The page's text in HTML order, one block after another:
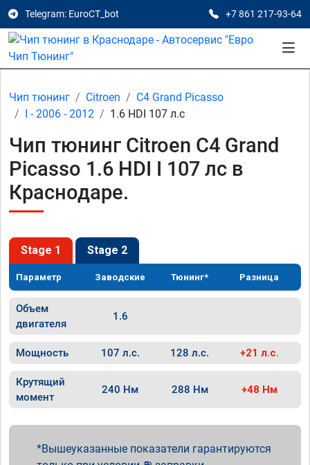
Telegram: EuroCT_bot +7 861 217-93-64
Чип тюнинг Citroen
C4 Grand Picasso
I - 2006 - 2012
1.6 HDI 107 л.с
Чип тюнинг Citroen C4 Grand
Picasso 1.6 HDI I 107 лс в
Краснодаре.
Stage 1 Stage 2
Параметр Заводские Тюнинг* Разница
Объем
двигателя
1.6
Мощность 107 л.с. 128 л.с. +21 л.с.
Крутящий
момент
240 Нм 288 Нм +48 Нм
Вышеуказанные показатели гарантируются